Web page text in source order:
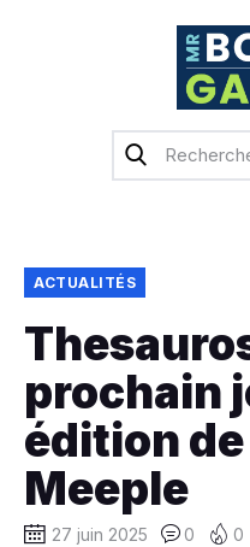
Accueil
Previews
Guides
participatif
Français
ACTUALITÉS
prochain
édition
Meeple
27 juin 2025 0 0